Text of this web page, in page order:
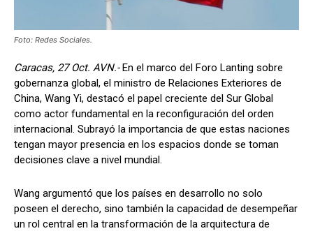
Foto: Redes Sociales.
Caracas, 27 Oct. AVN.-En el marco del Foro Lanting sobre
gobernanza global, el ministro de Relaciones Exteriores de
China, Wang Yi, destacó el papel creciente del Sur Global
como actor fundamental en la reconfiguración del orden
internacional. Subrayó la importancia de que estas naciones
tengan mayor presencia en los espacios donde se toman
decisiones clave a nivel mundial.
Wang argumentó que los países en desarrollo no solo
poseen el derecho, sino también la capacidad de desempeñar
un rol central en la transformación de la arquitectura de